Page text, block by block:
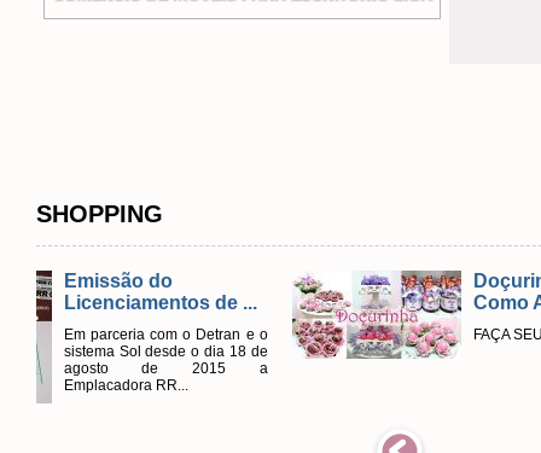
SHOPPING
de ...
o Detran e o
o dia 18 de
2015 a
Doçurinha - Doce
Como Arte
FAÇA SEU ORÇAMENTO